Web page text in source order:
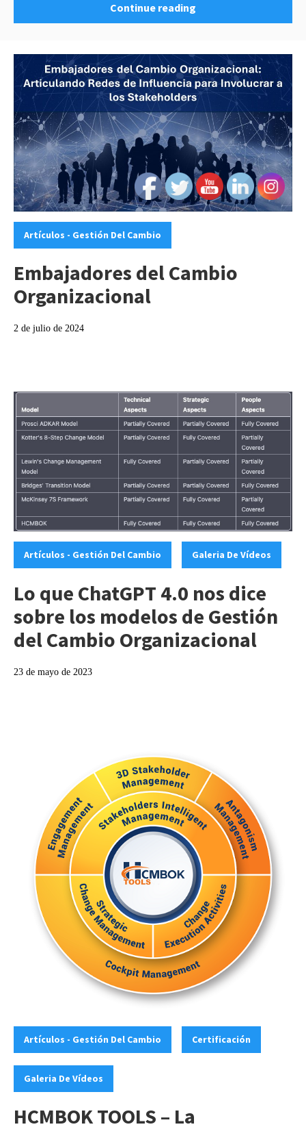
Continue reading
Categories:
Artículos - Gestión Del Cambio
Embajadores del Cambio
Organizacional
2 de julio de 2024
Categories:
Artículos - Gestión Del Cambio Galeria De Vídeos
Lo que ChatGPT 4.0 nos dice
sobre los modelos de Gestión
del Cambio Organizacional
23 de mayo de 2023
Categories:
Artículos - Gestión Del Cambio Certificación
Galeria De Vídeos
HCMBOK TOOLS – La